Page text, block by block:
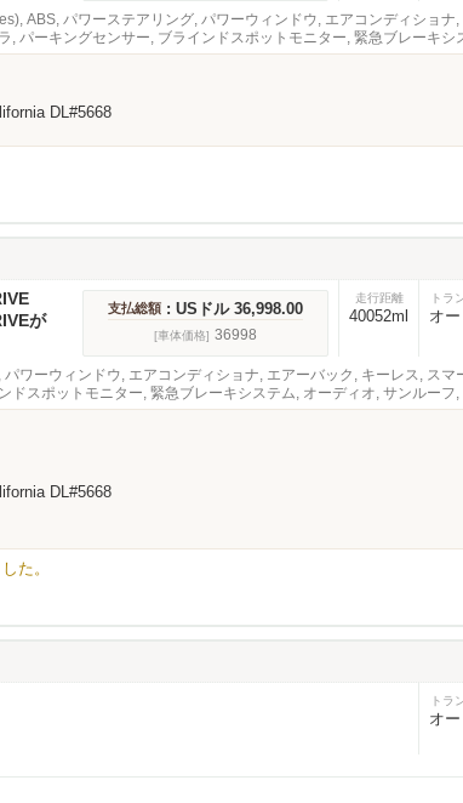
ABS, パワーステアリング, パワーウィンドウ, エアコンディショナ
, パーキングセンサー, ブラインドスポットモニター, 緊急ブレーキシ
DL#5668
が
支払総額 : USドル 36,998.00
[車体価格] 36998
走行距離
40052ml
トラ
オ
ワーウィンドウ, エアコンディショナ, エアーバック, キーレス, スマ
ドスポットモニター, 緊急ブレーキシステム, オーディオ, サンルーフ,
DL#5668
た。
トラ
オ